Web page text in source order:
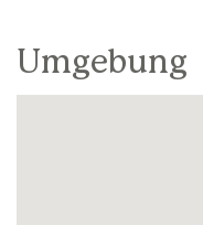
Umgebung